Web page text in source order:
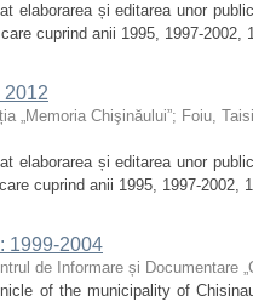
elaborarea și editarea unor
cuprind anii 1995, 1997-2002,
„Memoria Chişinăului”; Foiu,
elaborarea și editarea unor
cuprind anii 1995, 1997-2002,
1999-2004
de Informare și Documentare
of the municipality of